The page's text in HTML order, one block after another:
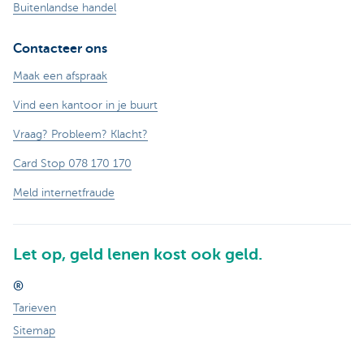
Buitenlandse handel
Contacteer ons
Maak een afspraak
Vind een kantoor in je buurt
Vraag? Probleem? Klacht?
Card Stop 078 170 170
Meld internetfraude
Let op, geld lenen kost ook geld.
®
Tarieven
Sitemap